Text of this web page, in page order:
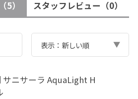
（5） スタッフレビュー （0）
表示：新しい順
ニサーラ AquaLight H